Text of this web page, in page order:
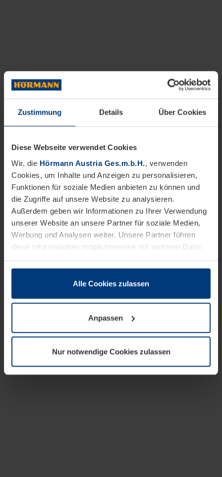
Zustimmung Details Über Cookies
Diese Webseite verwendet Cookies
Wir, die Hörmann Austria Ges.m.b.H., verwenden
Cookies, um Inhalte und Anzeigen zu personalisieren,
Funktionen für soziale Medien anbieten zu können und
die Zugriffe auf unsere Website zu analysieren.
Außerdem geben wir Informationen zu Ihrer Verwendung
unserer Website an unsere Partner für soziale Medien,
Werbung und Analysen weiter. Unsere Partner führen
diese Informationen möglicherweise mit weiteren Daten
zusammen, die Sie ihnen bereitgestellt haben oder die
sie im Rahmen Ihrer Nutzung der Dienste gesammelt
wenn diese für den Betrieb dieser Seite unbedingt
notwendig sind. Für alle anderen Cookie-Typen benötigen
wir Ihre Erlaubnis. Ihre Einwilligung können Sie jederzeit
Datenschutzerklärungunserer Website ändern oder
widerrufen.
Alle Cookies zulassen
Anpassen
Nur notwendige Cookies zulassen